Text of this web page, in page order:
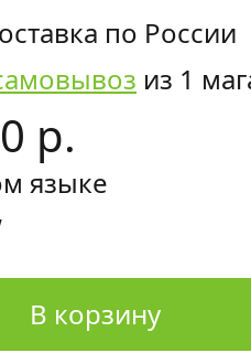
по России
из 1
р.
языке
В корзину